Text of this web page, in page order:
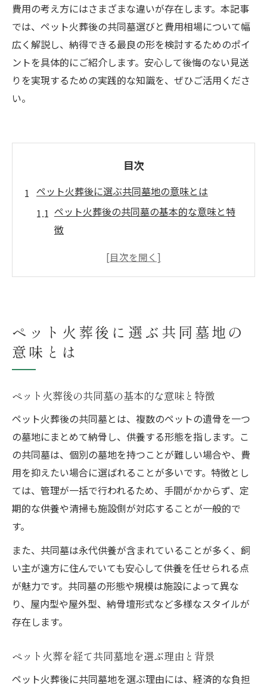
費用の考え方にはさまざまな違いが存在します。本記事
では、ペット火葬後の共同墓選びと費用相場について幅
広く解説し、納得できる最良の形を検討するためのポイ
ントを具体的にご紹介します。安心して後悔のない見送
りを実現するための実践的な知識を、ぜひご活用くださ
い。
目次
ペット火葬後に選ぶ共同墓地の意味とは
ペット火葬後の共同墓の基本的な意味と特
徴
ペット火葬を経て共同墓地を選ぶ理由と背
ペット火葬後の供養で共同墓が選ばれる流
れ
共同墓で供養する際の注意点まとめ
ペット火葬後の共同墓供養で注意すべき管
理体制
ペット火葬後、共同墓でのトラブル回避ポ
イント
ペット火葬後の共同墓利用時に重要な供養
マナー
約内容
ペット火葬後の共同墓供養における費用の
注意点
ペット火葬体験から学ぶ後悔しない共同墓の選
ペット火葬経験者が語る共同墓選びの実践
ペット火葬後に選ぶ共同墓地の
意味とは
ペット火葬後の共同墓の基本的な意味と特徴
ペット火葬後の共同墓とは、複数のペットの遺骨を一つ
の墓地にまとめて納骨し、供養する形態を指します。こ
の共同墓は、個別の墓地を持つことが難しい場合や、費
用を抑えたい場合に選ばれることが多いです。特徴とし
ては、管理が一括で行われるため、手間がかからず、定
期的な供養や清掃も施設側が対応することが一般的で
す。
また、共同墓は永代供養が含まれていることが多く、飼
い主が遠方に住んでいても安心して供養を任せられる点
が魅力です。共同墓の形態や規模は施設によって異な
り、屋内型や屋外型、納骨壇形式など多様なスタイルが
存在します。
ペット火葬を経て共同墓地を選ぶ理由と背景
ペット火葬後に共同墓地を選ぶ理由には、経済的な負担